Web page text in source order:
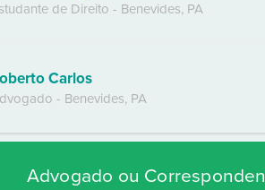
de Direito - Benevides, PA
Carlos
- Benevides, PA
Advogado ou